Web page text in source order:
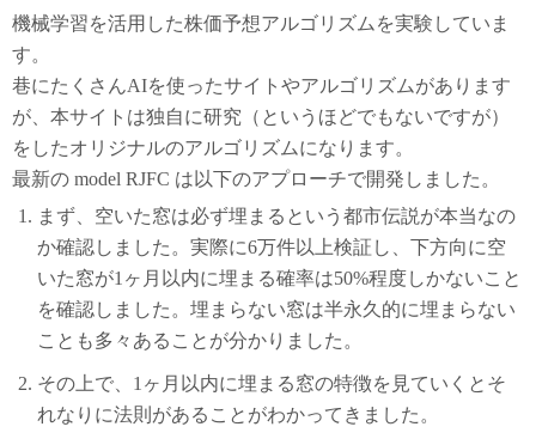
機械学習を活用した株価予想アルゴリズムを実験していま
す。
巷にたくさんAIを使ったサイトやアルゴリズムがあります
が、本サイトは独自に研究（というほどでもないですが）
をしたオリジナルのアルゴリズムになります。
最新の model RJFC は以下のアプローチで開発しました。
まず、空いた窓は必ず埋まるという都市伝説が本当なの
か確認しました。実際に6万件以上検証し、下方向に空
いた窓が1ヶ月以内に埋まる確率は50%程度しかないこと
を確認しました。埋まらない窓は半永久的に埋まらない
ことも多々あることが分かりました。
その上で、1ヶ月以内に埋まる窓の特徴を見ていくとそ
れなりに法則があることがわかってきました。